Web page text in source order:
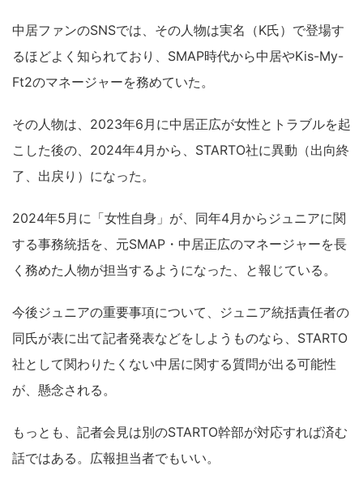
中居ファンのSNSでは、その人物は実名（K氏）で登場す
るほどよく知られており、SMAP時代から中居やKis-My-
Ft2のマネージャーを務めていた。
その人物は、2023年6月に中居正広が女性とトラブルを起
こした後の、2024年4月から、STARTO社に異動（出向終
了、出戻り）になった。
2024年5月に「女性自身」が、同年4月からジュニアに関
する事務統括を、元SMAP・中居正広のマネージャーを長
く務めた人物が担当するようになった、と報じている。
今後ジュニアの重要事項について、ジュニア統括責任者の
同氏が表に出て記者発表などをしようものなら、STARTO
社として関わりたくない中居に関する質問が出る可能性
が、懸念される。
もっとも、記者会見は別のSTARTO幹部が対応すれば済む
話ではある。広報担当者でもいい。